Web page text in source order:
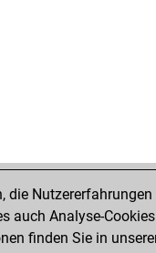
Analyse-
finden Sie in